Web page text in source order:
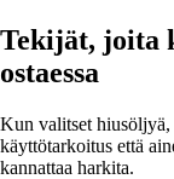
Tekijät, joita
ostaessa
Kun valitset hiusöljyä,
käyttötarkoitus että
kannattaa harkita.